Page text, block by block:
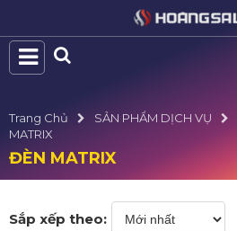
Trang Chủ SẢN PHẨM DỊCH VỤ
MATRIX
ĐÈN MATRIX
Sắp xếp theo: